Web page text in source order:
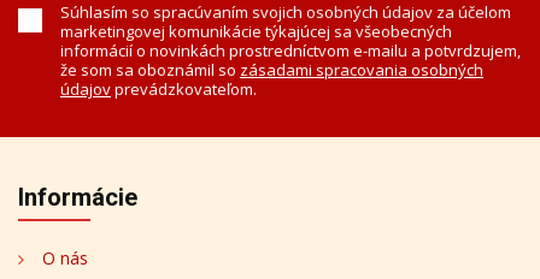
Súhlasím so spracúvaním svojich osobných údajov za účelom
marketingovej komunikácie týkajúcej sa všeobecných
informácií o novinkách prostredníctvom e-mailu a potvrdzujem,
že som sa oboznámil so zásadami spracovania osobných
údajovprevádzkovateľom.
Informácie
O nás